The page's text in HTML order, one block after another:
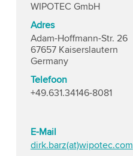
WIPOTEC GmbH
Adres
Adam-Hoffmann-Str. 26
67657 Kaiserslautern
Germany
Telefoon
+49.631.34146-8081
E-Mail
dirk.barz(at)wipotec.com